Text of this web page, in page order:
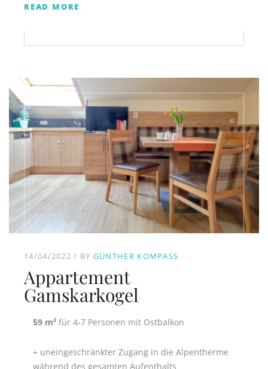
READ MORE
14/04/2022 BY GÜNTHER KOMPASS
Appartement
Gamskarkogel
59 m² für 4-7 Personen mit Ostbalkon
+ uneingeschränkter Zugang in die Alpentherme
während des gesamten Aufenthalts